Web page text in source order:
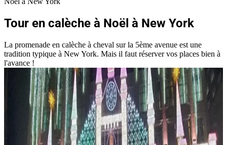
Tour en calèche à Noël à New York
La promenade en calèche à cheval sur la 5ème avenue est une
tradition typique à New York. Mais il faut réserver vos places bien à
l'avance !